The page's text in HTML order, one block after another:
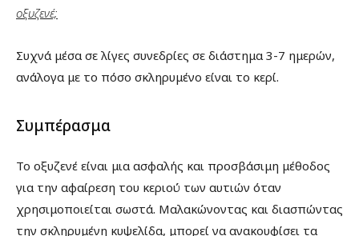
οξυζενέ;
Συχνά μέσα σε λίγες συνεδρίες σε διάστημα 3-7 ημερών,
ανάλογα με το πόσο σκληρυμένο είναι το κερί.
Συμπέρασμα
Το οξυζενέ είναι μια ασφαλής και προσβάσιμη μέθοδος
για την αφαίρεση του κεριού των αυτιών όταν
χρησιμοποιείται σωστά. Μαλακώνοντας και διασπώντας
την σκληρυμένη κυψελίδα, μπορεί να ανακουφίσει τα